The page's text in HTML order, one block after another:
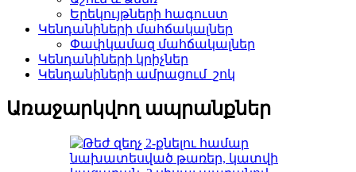
Երեկույթների հագուստ
Կենդանիների մահճակալներ
Փափկամազ մահճակալներ
Կենդանիների կրիչներ
Կենդանիների ամրացում_շոկ
Առաջարկվող ապրանքներ